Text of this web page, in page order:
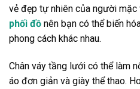
vẻ đẹp tự nhiên của người
phối đồ nên bạn có thể biến
phong cách khác nhau.
Chân váy tầng lưới có thể làm
áo đơn giản và giày thể thao.